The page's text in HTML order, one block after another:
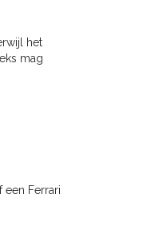
het
mag
een Ferrari